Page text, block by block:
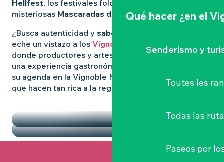
Qué hacer ¿en el
Senderismo y
Toutes les
Todas las
Paseos por
Hellfest, los festivales folclóricos salvajes y las
misteriosas Mascaradas de Clisson
¿Busca autenticidad y sabores locales
eche un vistazo a los Vignoble Nantais Mercados
donde productores y artesanos se reúnen para vivir
una experiencia gastronómica de convivencia. Llene
su agenda en la Vignoble Nantais con las pepitas
que hacen tan rica a la región.
LOS MERCADOS